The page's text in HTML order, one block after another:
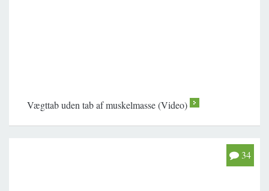
Vægttab uden tab af muskelmasse (Video)
34